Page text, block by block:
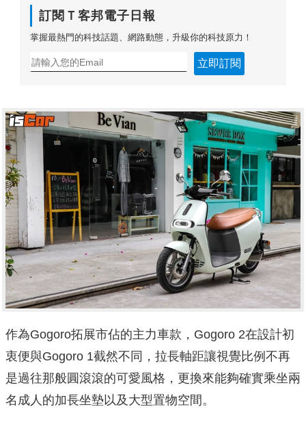
訂閱Ｔ客邦電子日報
掌握最熱門的科技話題、網路動態，升級你的科技原力！
立即訂閱
作為Gogoro拓展市佔的主力車款，Gogoro 2在設計初
衷便與Gogoro 1截然不同，拉長軸距讓視覺比例不再
是過往那般圓滾滾的可愛風格，更換來能夠確實乘坐兩
名成人的加長坐墊以及大型置物空間。